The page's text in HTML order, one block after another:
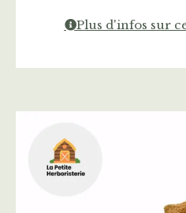
Plus d'infos sur